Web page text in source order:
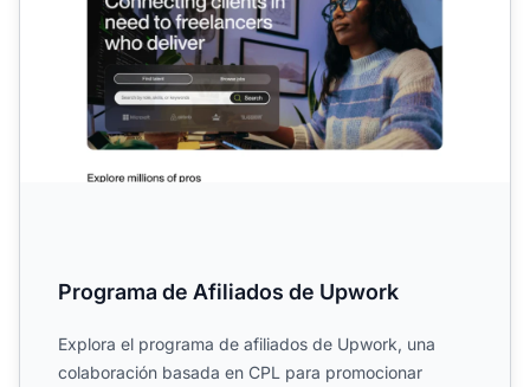
Programa de Afiliados de Upwork
Explora el programa de afiliados de Upwork, una
colaboración basada en CPL para promocionar